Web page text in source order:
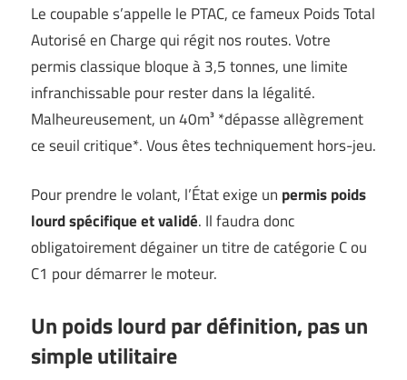
Le coupable s’appelle le PTAC, ce fameux Poids Total
Autorisé en Charge qui régit nos routes. Votre
permis classique bloque à 3,5 tonnes, une limite
infranchissable pour rester dans la légalité.
Malheureusement, un 40m³ *dépasse allègrement
ce seuil critique*. Vous êtes techniquement hors-jeu.
Pour prendre le volant, l’État exige un permis poids
lourd spécifique et validé. Il faudra donc
obligatoirement dégainer un titre de catégorie C ou
C1 pour démarrer le moteur.
Un poids lourd par définition, pas un
simple utilitaire